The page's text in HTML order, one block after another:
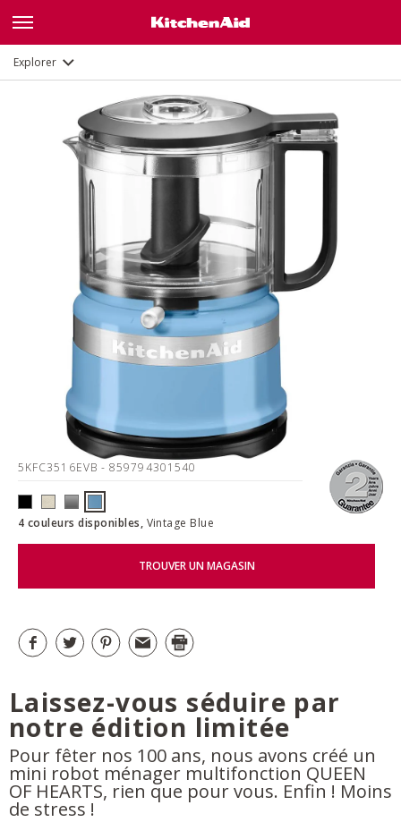
Explorer
5KFC3516EVB - 859794301540
4 couleurs disponibles, Vintage Blue
TROUVER UN MAGASIN
Laissez-vous séduire par
notre édition limitée
Pour fêter nos 100 ans, nous avons créé un
mini robot ménager multifonction QUEEN
OF HEARTS, rien que pour vous. Enfin ! Moins
de stress !